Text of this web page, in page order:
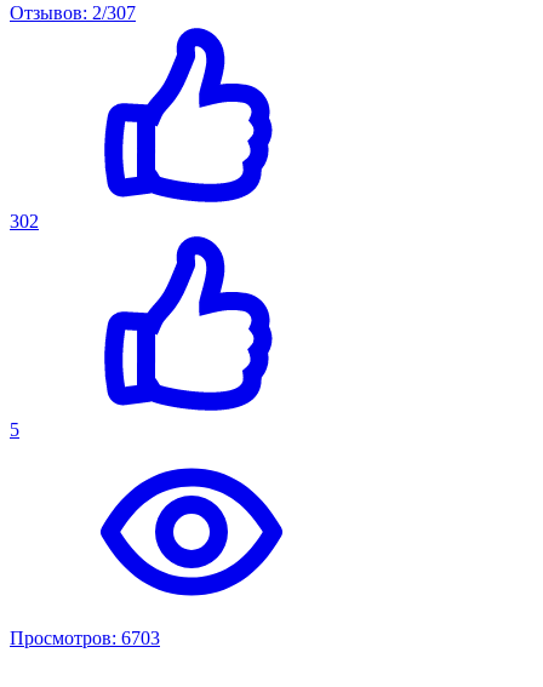
Отзывов: 2/307
302
5
Просмотров: 6703